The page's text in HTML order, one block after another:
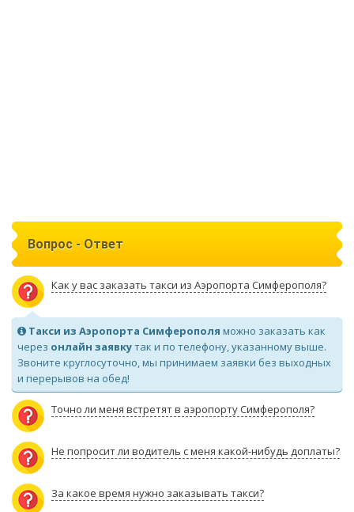
Вопрос - Ответ
Как у вас заказать такси из Аэропорта Симферополя?
Такси из Аэропорта Симферополя можно заказать как
через онлайн заявкутак и по телефону, указанному выше.
Звоните круглосуточно, мы принимаем заявки без выходных
и перерывов на обед!
Точно ли меня встретят в аэропорту Симферополя?
Не попросит ли водитель с меня какой-нибудь доплаты?
За какое время нужно заказывать такси?